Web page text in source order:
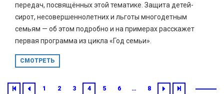
передач, посвящённых этой тематике. Защита детей-
сирот, несовершеннолетних и льготы многодетным
семьям — об этом подробно и на примерах расскажет
первая программа из цикла «Год семьи».
СМОТРЕТЬ
1 2 3 4 5 6 … 8